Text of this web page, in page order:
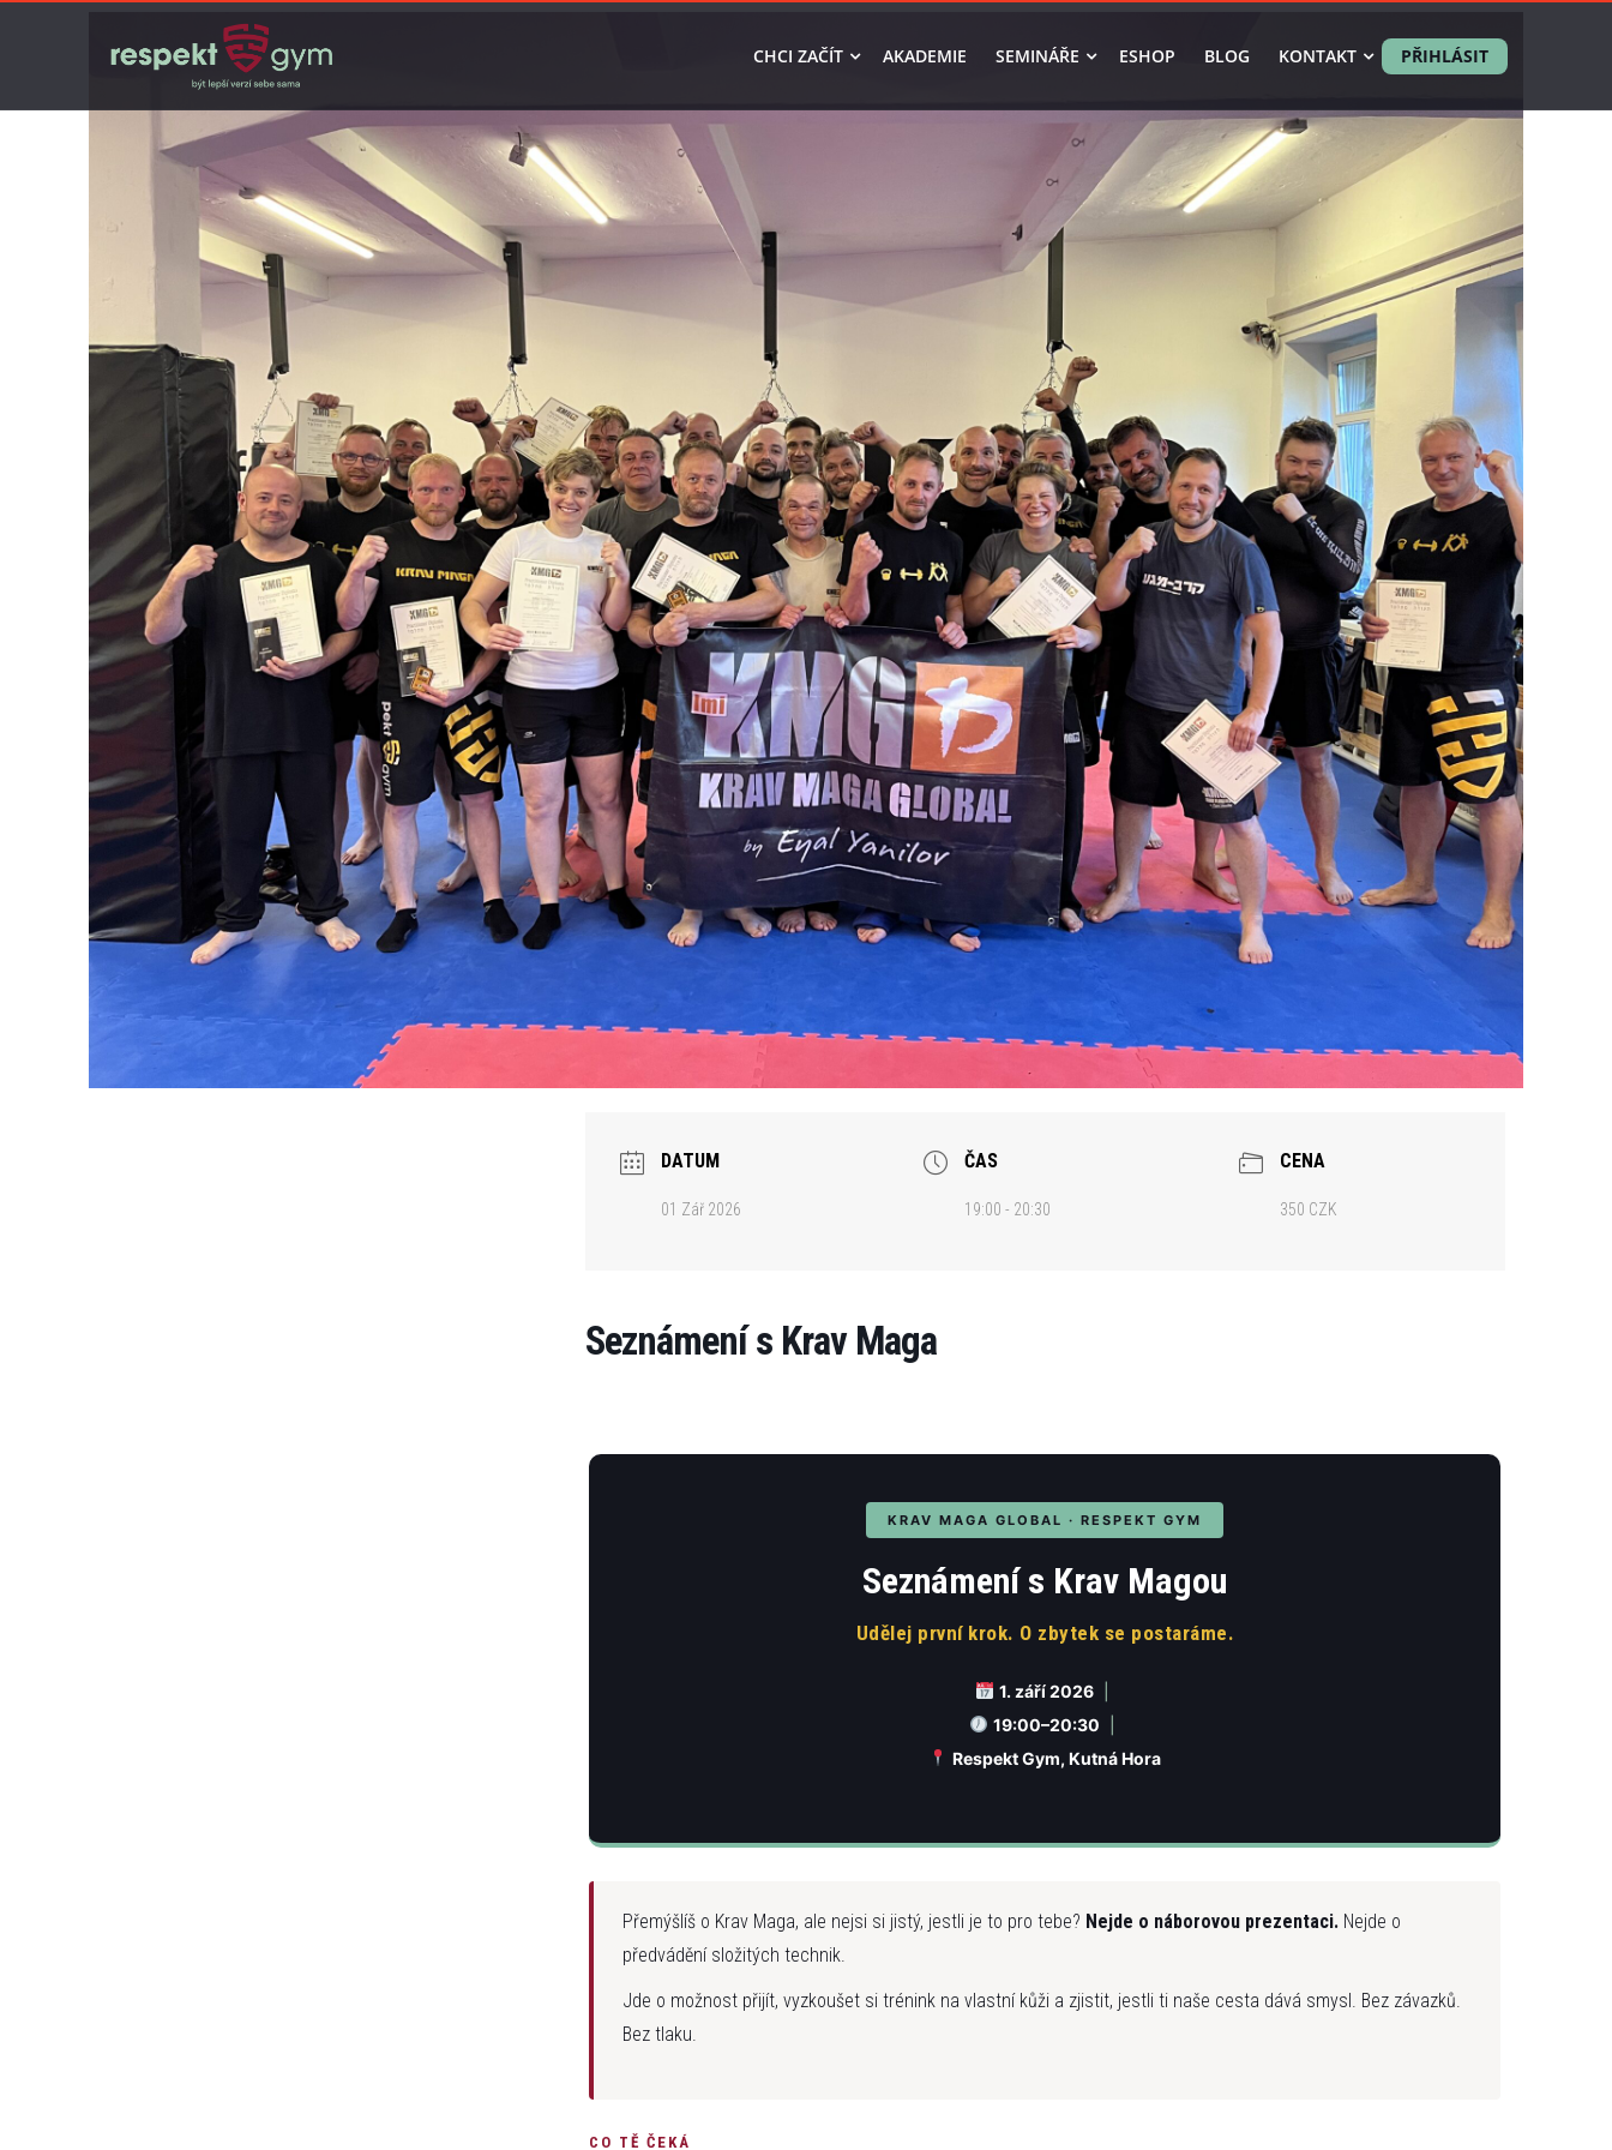
CHCI ZAČÍT AKADEMIE SEMINÁŘE ESHOP BLOG KONTAKT PŘIHLÁSIT
DATUM
01 Zář 2026
ČAS
19:00 - 20:30
CENA
350 CZK
Seznámení s Krav Maga
KRAV MAGA GLOBAL · RESPEKT GYM
Seznámení s Krav Magou
Udělej první krok. O zbytek se postaráme.
1. září 2026
19:00–20:30
Respekt Gym, Kutná Hora
Přemýšlíš o Krav Maga, ale nejsi si jistý, jestli je to pro tebe? Nejde o náborovou prezentaci. Nejde o
předvádění složitých technik.
Jde o možnost přijít, vyzkoušet si trénink na vlastní kůži a zjistit, jestli ti naše cesta dává smysl. Bez závazků.
Bez tlaku.
CO TĚ ČEKÁ